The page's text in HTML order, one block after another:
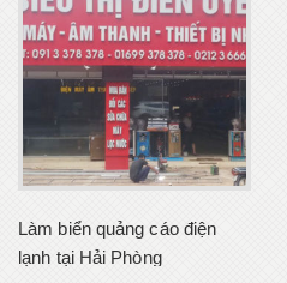
Làm biển quảng cáo điện
lạnh tại Hải Phòng